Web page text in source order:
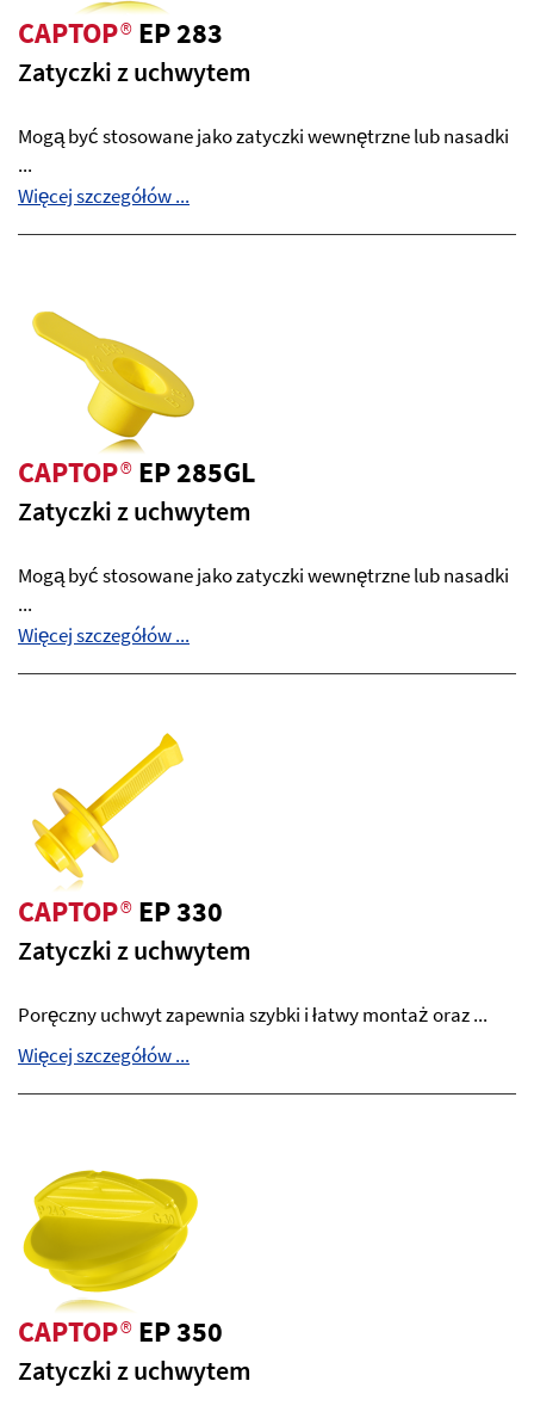
CAPTOP®EP 283
Zatyczki z uchwytem
Mogą być stosowane jako zatyczki wewnętrzne lub nasadki
...
Więcej szczegółów ...
CAPTOP®EP 285GL
Zatyczki z uchwytem
Mogą być stosowane jako zatyczki wewnętrzne lub nasadki
...
Więcej szczegółów ...
CAPTOP®EP 330
Zatyczki z uchwytem
Poręczny uchwyt zapewnia szybki i łatwy montaż oraz ...
Więcej szczegółów ...
CAPTOP®EP 350
Zatyczki z uchwytem